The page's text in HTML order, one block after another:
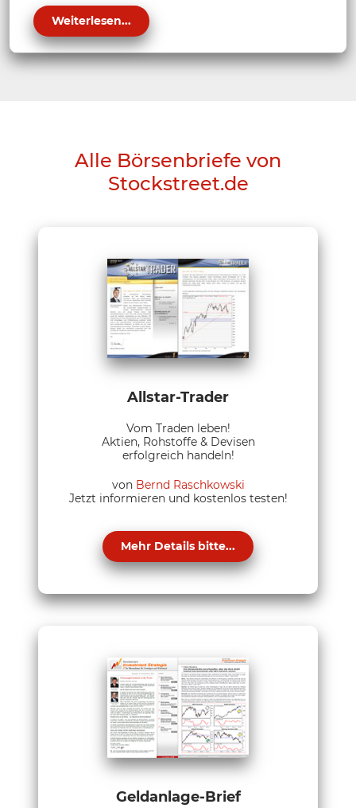
Weiterlesen...
Alle Börsenbriefe von
Stockstreet.de
Allstar-Trader
Vom Traden leben!
Aktien, Rohstoffe & Devisen
erfolgreich handeln!
von Bernd Raschkowski
Jetzt informieren und kostenlos testen!
Mehr Details bitte...
Geldanlage-Brief